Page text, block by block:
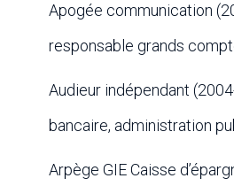
Apogée communication
responsable grands
Audieur indépendant
bancaire, administration
Arpège GIE Caisse